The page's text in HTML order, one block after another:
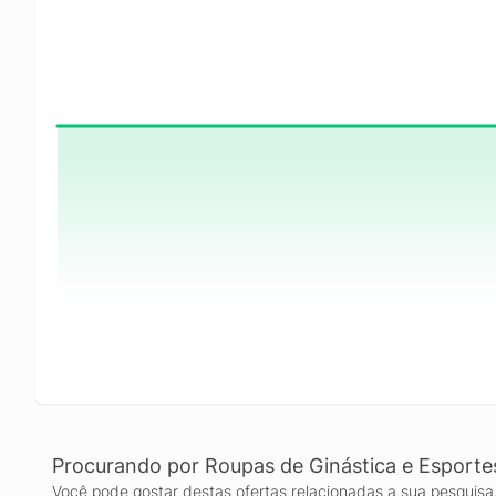
Procurando por Roupas de Ginástica e
Você pode gostar destas ofertas relacionadas a sua